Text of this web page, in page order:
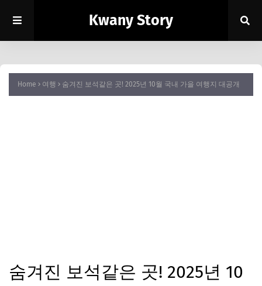
Kwany Story
Home 여행 숨겨진 보석같은 곳! 2025년 10월 국내 가을 여행지 대공개
숨겨진 보석같은 곳! 2025년 10